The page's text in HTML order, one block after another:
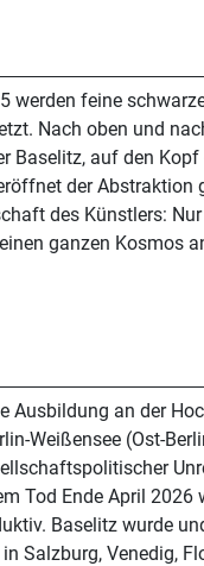
werden feine
Nach oben und
Baselitz, auf den Kopf
der Abstraktion
des Künstlers:
ganzen Kosmos
Ausbildung an der
Weißensee (Ost-
Tod Ende April 2026
Baselitz wurde
Salzburg, Venedig,